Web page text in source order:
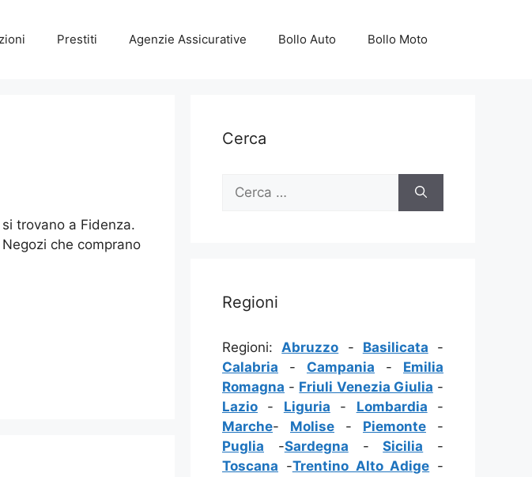
Prestiti Agenzie Assicurative Bollo Auto Bollo Moto
trovano a Fidenza.
che comprano
Cerca
Ricerca
Regioni
Regioni:Abruzzo - Basilicata -
Calabria - Campania - Emilia
Romagna - Friuli Venezia Giulia -
Lazio - Liguria - Lombardia -
Marche- Molise - Piemonte -
Puglia -Sardegna -Sicilia -
Toscana -Trentino Alto Adige -